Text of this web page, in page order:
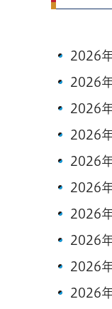
2026
2026
2026
2026
2026
2026
2026
2026
2026
2026